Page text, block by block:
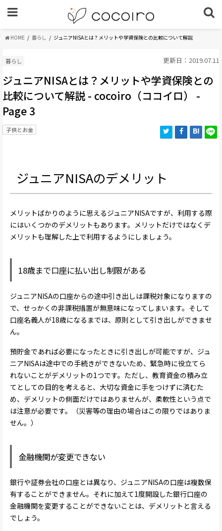
HOME 暮らし ジュニアNISAとは？メリットや学資保険との比較について解説
暮らし 更新日：2019.07.11
ジュニアNISAとは？メリットや学資保険との
比較について解説 - cocoiro（ココイロ） -
Page 3
子供とお金
ジュニアNISAのデメリット
メリットばかりのように思えるジュニアNISAですが、利用する際
にはいくつかのデメリットもあります。メリットだけではなくデ
メリットも理解した上で利用するようにしましょう。
18歳まで口座に払い出し制限がある
ジュニアNISAの口座からの途中引き出しは課税対象になりますの
で、せっかくの非課税措置が無意味になってしまいます。そして
口座名義人が18歳になるまでは、原則として引き出しができませ
ん。
預貯金であれば必要になったときに引き出しが可能ですが、ジュ
ニアNISAは途中での手続きができないため、緊急時に役立てら
れないことがデメリットの1つです。ただし、教育資金の積み立
てとしての目的を考えると、大切な資金に手をつけずに済むた
め、デメリットの側面だけではありませんが、柔軟性という点で
は注意が必要です。（災害等の理由の場合はこの限りではありま
せん。）
金融機関が変更できない
銀行や証券会社の口座とは異なり、ジュニアNISAの口座は複数保
有することができません。それに加えて1度開設した銀行口座の
金融機関を変更することができないことは、デメリットと言える
でしょう。